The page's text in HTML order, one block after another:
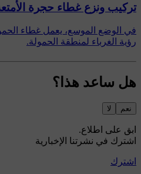
تركيب ونزع غطاء حجرة
في الوضع الموسع، يعمل غطاء
رؤية الغرباء لمنطقة الحمولة.
هل ساعد هذا؟
نعم لا